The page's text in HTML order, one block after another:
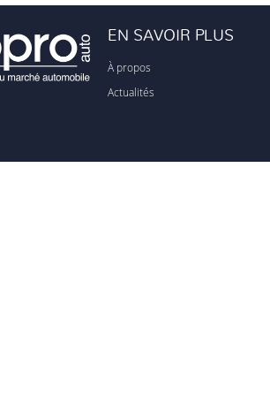
EN SAVOIR PLUS
À propos
Actualités